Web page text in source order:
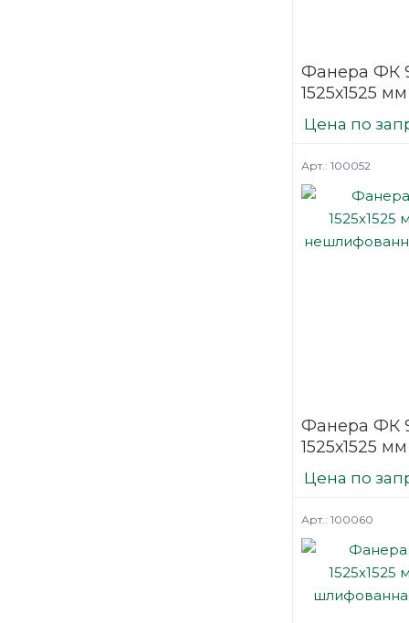
Фанера ФК
1525х1525
березовая
Цена по
Фанера ФК
1525х1525
березовая
Арт.: 100052
Цена по
Арт.: 100060